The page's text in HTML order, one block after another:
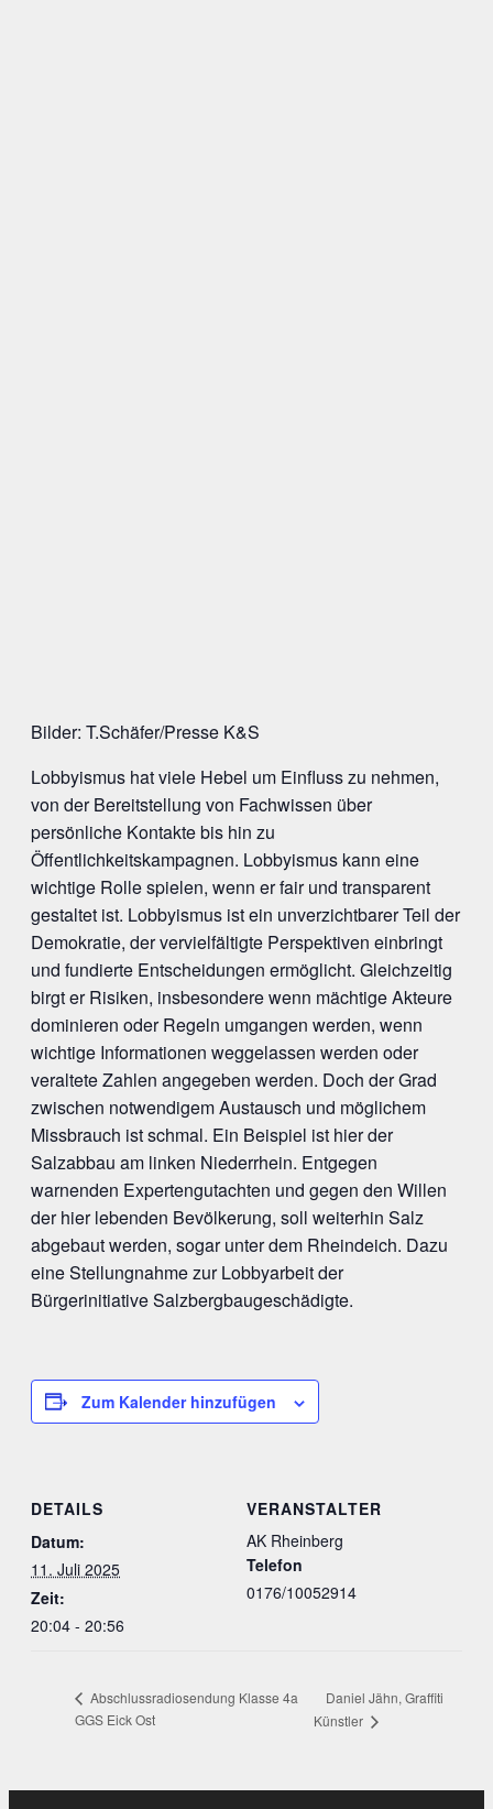
Bilder: T.Schäfer/Presse K&S
Lobbyismus hat viele Hebel um Einfluss zu nehmen,
von der Bereitstellung von Fachwissen über
persönliche Kontakte bis hin zu
Öffentlichkeitskampagnen. Lobbyismus kann eine
wichtige Rolle spielen, wenn er fair und transparent
gestaltet ist. Lobbyismus ist ein unverzichtbarer Teil der
Demokratie, der vervielfältigte Perspektiven einbringt
und fundierte Entscheidungen ermöglicht. Gleichzeitig
birgt er Risiken, insbesondere wenn mächtige Akteure
dominieren oder Regeln umgangen werden, wenn
wichtige Informationen weggelassen werden oder
veraltete Zahlen angegeben werden. Doch der Grad
zwischen notwendigem Austausch und möglichem
Missbrauch ist schmal. Ein Beispiel ist hier der
Salzabbau am linken Niederrhein. Entgegen
warnenden Expertengutachten und gegen den Willen
der hier lebenden Bevölkerung, soll weiterhin Salz
abgebaut werden, sogar unter dem Rheindeich. Dazu
eine Stellungnahme zur Lobbyarbeit der
Bürgerinitiative Salzbergbaugeschädigte.
Zum Kalender hinzufügen
DETAILS
Datum:
11. Juli 2025
Zeit:
20:04 - 20:56
VERANSTALTER
AK Rheinberg
Telefon
0176/10052914
Abschlussradiosendung Klasse 4a
GGS Eick Ost
Daniel Jähn, Graffiti
Künstler